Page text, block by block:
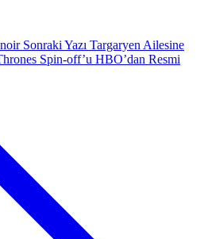
Sonraki Yazı Targaryen Ailesine
Spin-off’u HBO’dan Resmi